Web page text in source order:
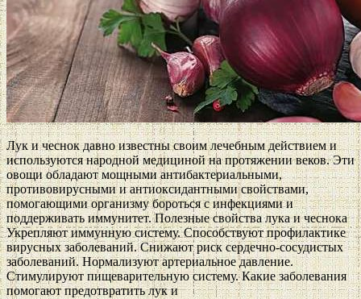
Лук и чеснок давно известны своим лечебным действием и
используются народной медициной на протяжении веков. Эти
овощи обладают мощными антибактериальными,
противовирусными и антиоксидантными свойствами,
помогающими организму бороться с инфекциями и
поддерживать иммунитет. Полезные свойства лука и чеснока
Укрепляют иммунную систему. Способствуют профилактике
вирусных заболеваний. Снижают риск сердечно-сосудистых
заболеваний. Нормализуют артериальное давление.
Стимулируют пищеварительную систему. Какие заболевания
помогают предотвратить лук и